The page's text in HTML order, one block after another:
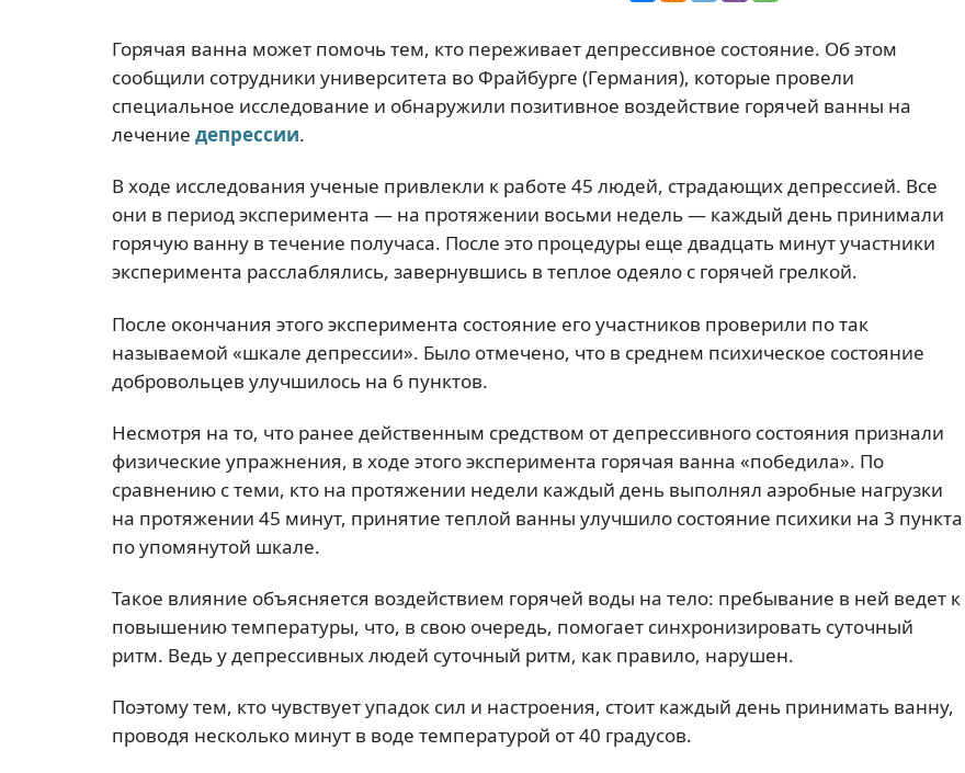
Горячая ванна может помочь тем, кто переживает депрессивное состояние. Об этом
сообщили сотрудники университета во Фрайбурге (Германия), которые провели
специальное исследование и обнаружили позитивное воздействие горячей ванны на
лечение депрессии.
В ходе исследования ученые привлекли к работе 45 людей, страдающих депрессией. Все
они в период эксперимента — на протяжении восьми недель — каждый день принимали
горячую ванну в течение получаса. После это процедуры еще двадцать минут участники
эксперимента расслаблялись, завернувшись в теплое одеяло с горячей грелкой.
После окончания этого эксперимента состояние его участников проверили по так
называемой «шкале депрессии». Было отмечено, что в среднем психическое состояние
добровольцев улучшилось на 6 пунктов.
Несмотря на то, что ранее действенным средством от депрессивного состояния признали
физические упражнения, в ходе этого эксперимента горячая ванна «победила». По
сравнению с теми, кто на протяжении недели каждый день выполнял аэробные нагрузки
на протяжении 45 минут, принятие теплой ванны улучшило состояние психики на 3 пункта
по упомянутой шкале.
Такое влияние объясняется воздействием горячей воды на тело: пребывание в ней ведет к
повышению температуры, что, в свою очередь, помогает синхронизировать суточный
ритм. Ведь у депрессивных людей суточный ритм, как правило, нарушен.
Поэтому тем, кто чувствует упадок сил и настроения, стоит каждый день принимать ванну,
проводя несколько минут в воде температурой от 40 градусов.